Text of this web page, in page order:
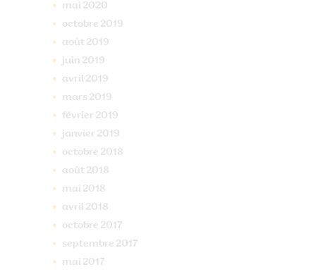
mai 2020
octobre 2019
août 2019
juin 2019
avril 2019
mars 2019
février 2019
janvier 2019
octobre 2018
août 2018
mai 2018
avril 2018
octobre 2017
septembre 2017
mai 2017